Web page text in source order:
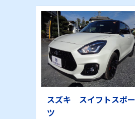
スズキ スイフトスポー
ツ